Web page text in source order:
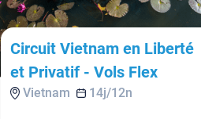
Circuit Vietnam en Liberté
et Privatif - Vols Flex
Vietnam 14j/12n